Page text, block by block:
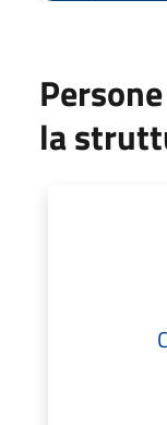
la